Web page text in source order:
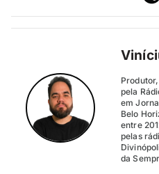
pela
em
Belo
entre
pelas
da